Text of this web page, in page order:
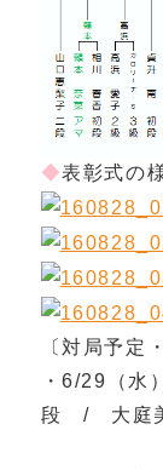
◆表彰式の
〔対局予定
・6/29（水
段 / 大庭美
大庭美